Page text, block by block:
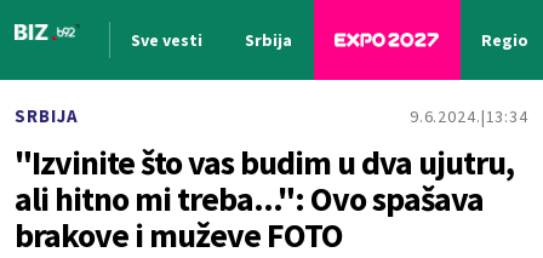
Sve vesti Srbija Region
SRBIJA 9.6.2024. 13:34
"Izvinite što vas budim u dva ujutru,
ali hitno mi treba...": Ovo spašava
brakove i muževe FOTO